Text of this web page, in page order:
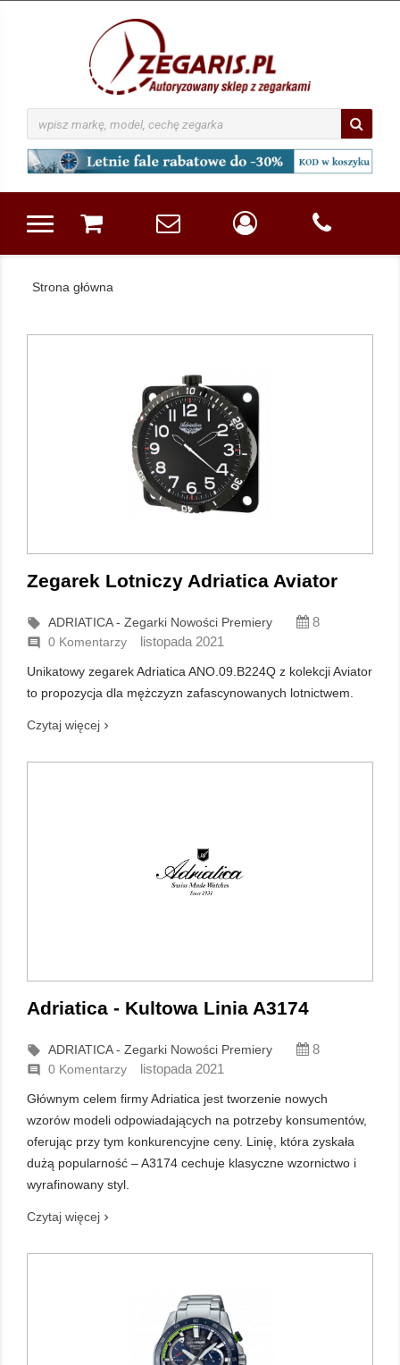
Strona główna
Zegarek Lotniczy Adriatica Aviator
 ADRIATICA - Zegarki Nowości Premiery
 0 Komentarzy
8
listopada 2021
Unikatowy zegarek Adriatica ANO.09.B224Q z kolekcji Aviator
to propozycja dla mężczyzn zafascynowanych lotnictwem.
Czytaj więcej
Adriatica - Kultowa Linia A3174
 ADRIATICA - Zegarki Nowości Premiery
 0 Komentarzy
8
listopada 2021
Głównym celem firmy Adriatica jest tworzenie nowych
wzorów modeli odpowiadających na potrzeby konsumentów,
oferując przy tym konkurencyjne ceny. Linię, która zyskała
dużą popularność – A3174 cechuje klasyczne wzornictwo i
wyrafinowany styl.
Czytaj więcej